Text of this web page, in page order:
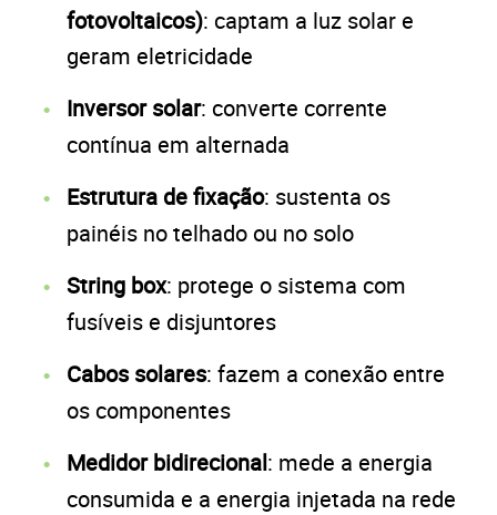
fotovoltaicos): captam a luz solar e
geram eletricidade
Inversor solar: converte corrente
contínua em alternada
Estrutura de fixação: sustenta os
painéis no telhado ou no solo
String box: protege o sistema com
fusíveis e disjuntores
Cabos solares: fazem a conexão entre
os componentes
Medidor bidirecional: mede a energia
consumida e a energia injetada na rede